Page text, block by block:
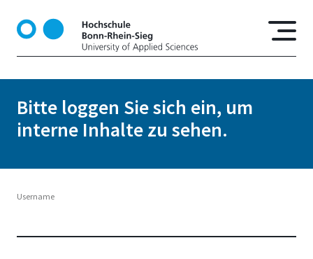
k
Bitte loggen Sie sich ein, um
interne Inhalte zu sehen.
Username